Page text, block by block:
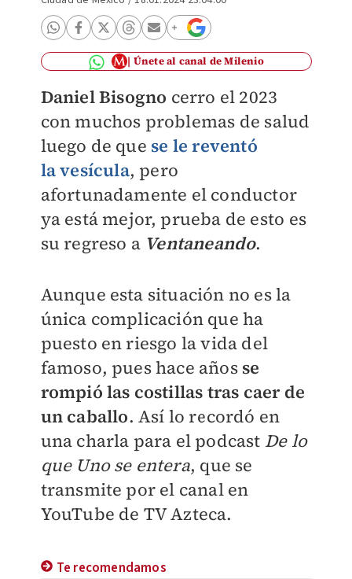
Únete al canal de Milenio
Daniel Bisogno cerro el 2023
con muchos problemas de salud
luego de que se le reventó
lavesícula, pero
afortunadamente el conductor
ya está mejor, prueba de esto es
su regreso a Ventaneando.
Aunque esta situación no es la
única complicación que ha
puesto en riesgo la vida del
famoso, pues hace añosse
rompió las costillas tras caer de
un caballo. Así lo recordó en
una charla para el podcast De lo
que Uno se entera, que se
transmite por el canal en
YouTube de TV Azteca.
Te recomendamos